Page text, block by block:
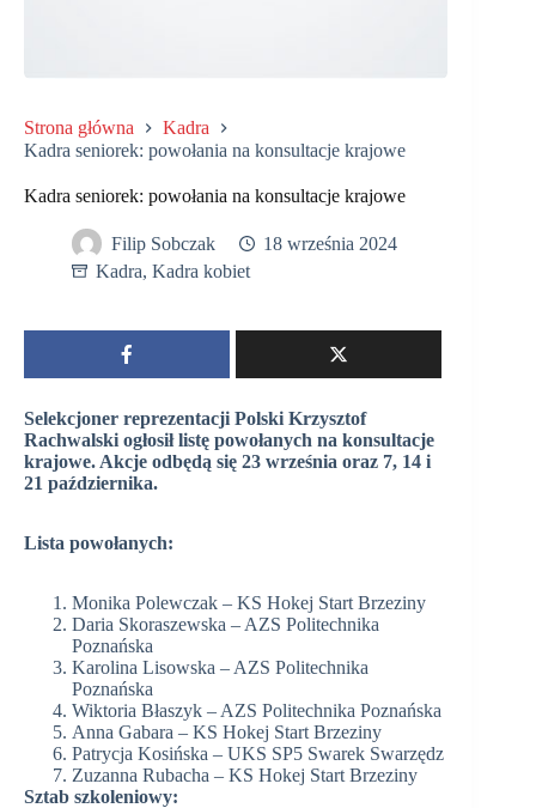
Strona główna
Kadra
Kadra seniorek: powołania na konsultacje krajowe
Kadra seniorek: powołania na konsultacje krajowe
Filip Sobczak
18 września 2024
Kadra, Kadra kobiet
Selekcjoner reprezentacji Polski Krzysztof
Rachwalski ogłosił listę powołanych na konsultacje
krajowe. Akcje odbędą się 23 września oraz 7, 14 i
21 października.
Lista powołanych:
Monika Polewczak – KS Hokej Start Brzeziny
Daria Skoraszewska – AZS Politechnika
Poznańska
Karolina Lisowska – AZS Politechnika
Poznańska
Wiktoria Błaszyk – AZS Politechnika Poznańska
Anna Gabara – KS Hokej Start Brzeziny
Patrycja Kosińska – UKS SP5 Swarek Swarzędz
Zuzanna Rubacha – KS Hokej Start Brzeziny
Sztab szkoleniowy: